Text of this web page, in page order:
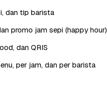
dan tip barista
promo jam sepi (happy hour)
dan QRIS
per jam, dan per barista